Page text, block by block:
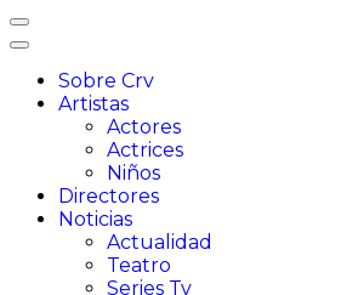
Sobre Crv
Artistas
Actores
Actrices
Niños
Directores
Noticias
Actualidad
Teatro​
Series Tv​